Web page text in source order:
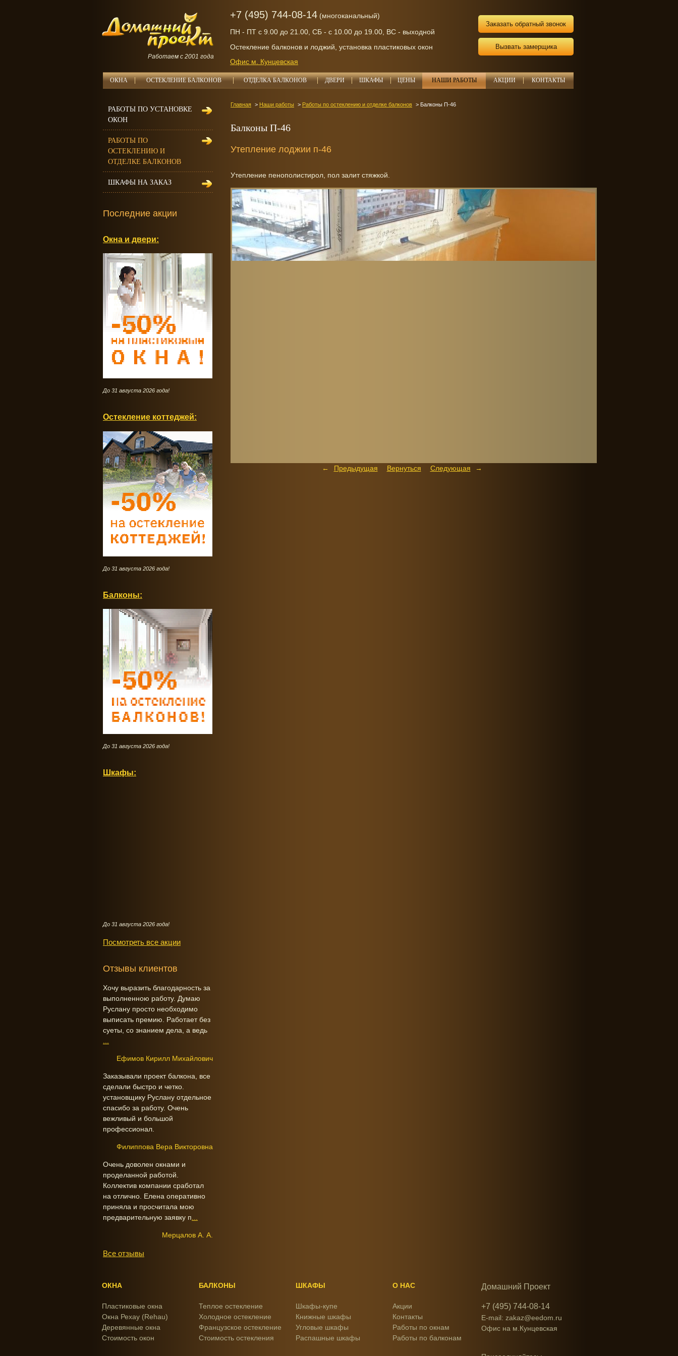
Работаем с 2001 года
+7 (495) 744-08-14 (многоканальный)
ПН - ПТ с 9.00 до 21.00, СБ - с 10.00 до 19.00, ВС - выходной
Остекление балконов и лоджий, установка пластиковых окон
Офис м. Кунцевская
Заказать обратный звонок
Вызвать замерщика
ОКНА ОСТЕКЛЕНИЕ БАЛКОНОВ ОТДЕЛКА БАЛКОНОВ ДВЕРИ ШКАФЫ ЦЕНЫ НАШИ РАБОТЫ АКЦИИ КОНТАКТЫ
Главная Наши работы Работы по остеклению и отделке балконов Балконы П-46
Балконы П-46
Утепление лоджии п-46
Утепление пенополистирол, пол залит стяжкой.
Предыдущая Вернуться Следующая
РАБОТЫ ПО УСТАНОВКЕ
ОКОН
РАБОТЫ ПО
ОСТЕКЛЕНИЮ И
ОТДЕЛКЕ БАЛКОНОВ
ШКАФЫ НА ЗАКАЗ
Последние акции
Окна и двери:
До 31 августа 2026 года!
Остекление коттеджей:
До 31 августа 2026 года!
Балконы:
До 31 августа 2026 года!
Шкафы:
До 31 августа 2026 года!
Посмотреть все акции
Отзывы клиентов
Хочу выразить благодарность за
выполненною работу. Думаю
Руслану просто необходимо
выписать премию. Работает без
суеты, со знанием дела, а ведь
Ефимов Кирилл Михайлович
Заказывали проект балкона, все
сделали быстро и четко.
установщику Руслану отдельное
спасибо за работу. Очень
вежливый и большой
профессионал.
Филиппова Вера Викторовна
Очень доволен окнами и
проделанной работой.
Коллектив компании сработал
на отлично. Елена оперативно
приняла и просчитала мою
предварительную заявку п
Мерцалов А. А.
Все отзывы
ОКНА
Пластиковые окна
Окна Рехау (Rehau)
Деревянные окна
Стоимость окон
БАЛКОНЫ
Теплое остекление
Холодное остекление
Французское остекление
Стоимость остекления
ШКАФЫ
Шкафы-купе
Книжные шкафы
Угловые шкафы
Распашные шкафы
О НАС
Акции
Контакты
Работы по окнам
Работы по балконам
Домашний Проект
+7 (495) 744-08-14
E-mail: zakaz@eedom.ru
Офис на м.Кунцевская